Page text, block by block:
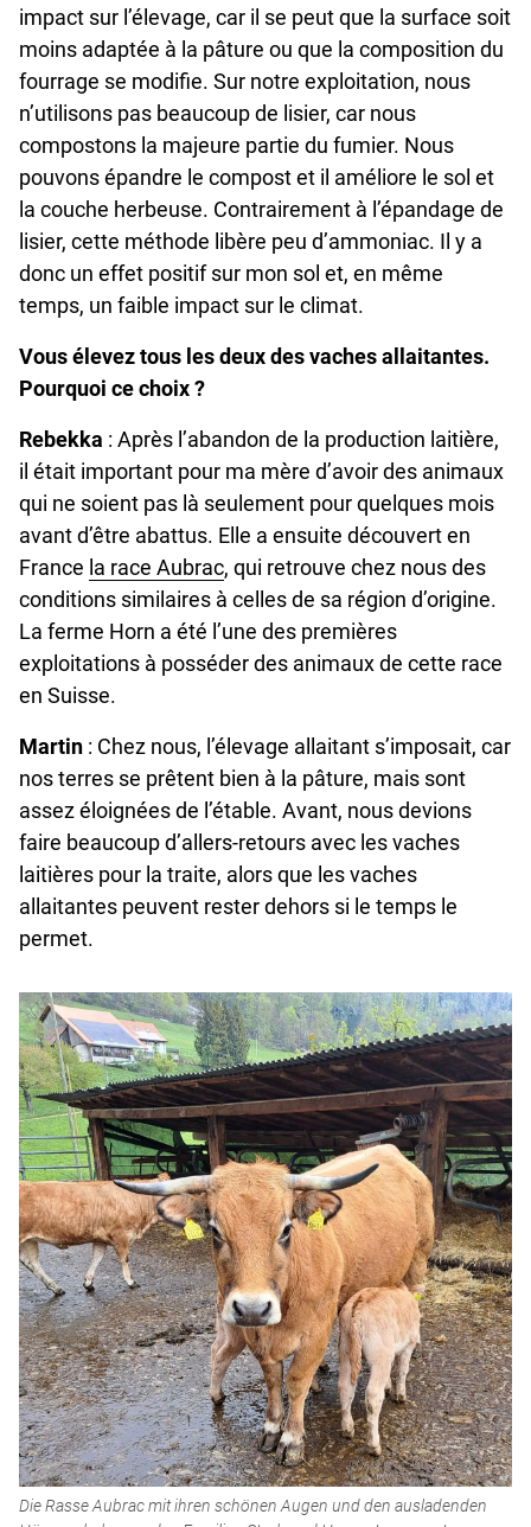
impact sur l’élevage, car il se peut que la surface soit
moins adaptée à la pâture ou que la composition du
fourrage se modifie. Sur notre exploitation, nous
n’utilisons pas beaucoup de lisier, car nous
compostons la majeure partie du fumier. Nous
pouvons épandre le compost et il améliore le sol et
la couche herbeuse. Contrairement à l’épandage de
lisier, cette méthode libère peu d’ammoniac. Il y a
donc un effet positif sur mon sol et, en même
temps, un faible impact sur le climat.
Vous élevez tous les deux des vaches allaitantes.
Pourquoi ce choix ?
Rebekka : Après l’abandon de la production laitière,
il était important pour ma mère d’avoir des animaux
qui ne soient pas là seulement pour quelques mois
avant d’être abattus. Elle a ensuite découvert en
France la race Aubrac, qui retrouve chez nous des
conditions similaires à celles de sa région d’origine.
La ferme Horn a été l’une des premières
exploitations à posséder des animaux de cette race
en Suisse.
Martin : Chez nous, l’élevage allaitant s’imposait, car
nos terres se prêtent bien à la pâture, mais sont
assez éloignées de l’étable. Avant, nous devions
faire beaucoup d’allers-retours avec les vaches
laitières pour la traite, alors que les vaches
allaitantes peuvent rester dehors si le temps le
permet.
Die Rasse Aubrac mit ihren schönen Augen und den ausladenden